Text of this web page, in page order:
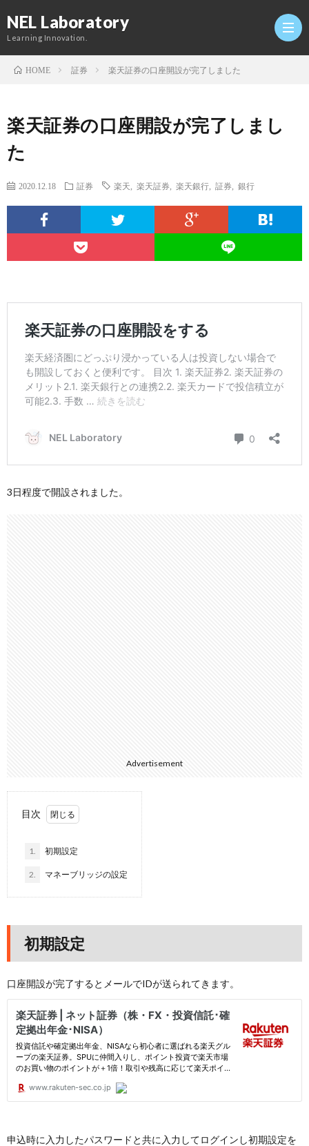
NEL Laboratory
Learning Innovation.
HOME 証券 楽天証券の口座開設が完了しました
楽天証券の口座開設が完了しまし
た
2020.12.18 証券 楽天 楽天証券 楽天銀行 証券 銀行
3日程度で開設されました。
Advertisement
目次
1. 初期設定
2. マネーブリッジの設定
初期設定
口座開設が完了するとメールでIDが送られてきます。
申込時に入力したパスワードと共に入力してログインし初期設定を